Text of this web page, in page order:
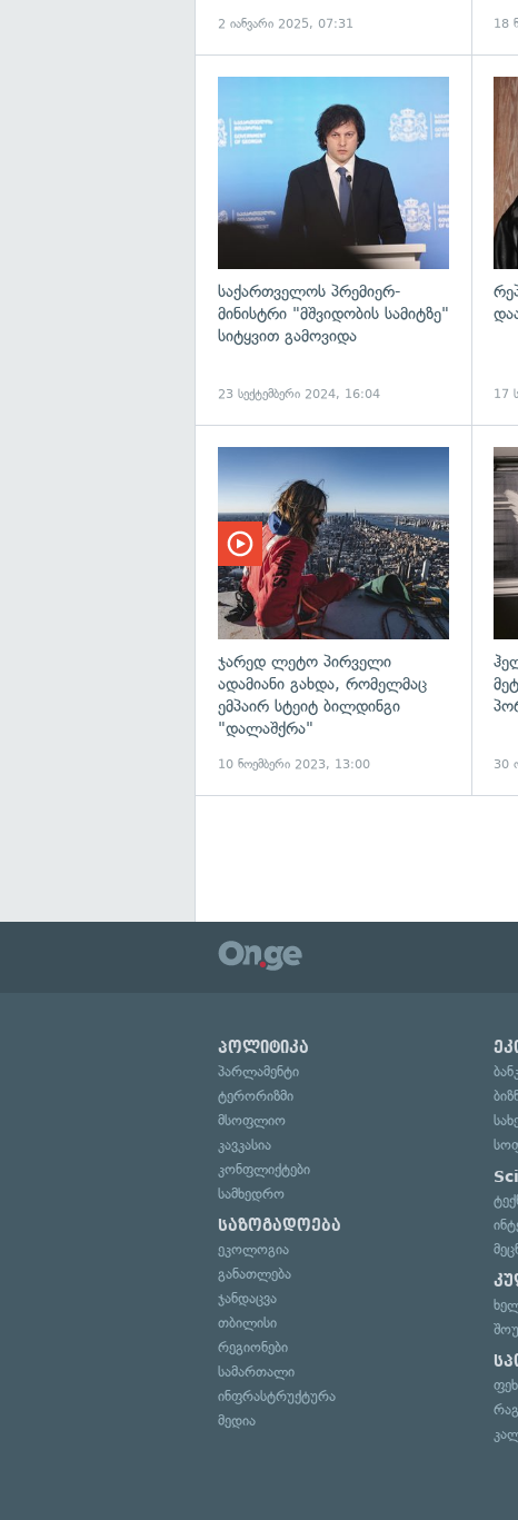
2 იანვარი 2025, 07:31 18
საქართველოს პრემიერ-
მინისტრი "მშვიდობის სამიტზე"
სიტყვით გამოვიდა
23 სექტემბერი 2024, 16:04 17
ჯარედ ლეტო პირველი
ადამიანი გახდა, რომელმაც
ემპაირ სტეიტ ბილდინგი
"დალაშქრა"
10 ნოემბერი 2023, 13:00 30
პოლიტიკა
პარლამენტი
ტერორიზმი
მსოფლიო
კავკასია
კონფლიქტები
სამხედრო
საზოგადოება
ეკოლოგია
განათლება
ჯანდაცვა
თბილისი
რეგიონები
სამართალი
ინფრასტრუქტურა
მედია